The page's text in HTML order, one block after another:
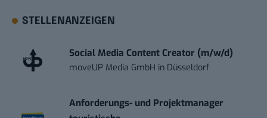
STELLENANZEIGEN
Social Media Content Creator (m/w/d)
moveUP Media GmbH in Düsseldorf
Anforderungs- und Projektmanager